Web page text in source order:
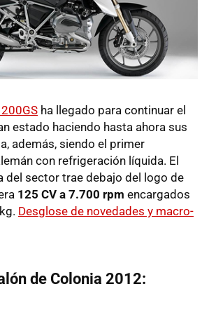
ha llegado para continuar el
estado haciendo hasta ahora sus
además, siendo el primer
con refrigeración líquida. El
del sector trae debajo del logo de
125 CV a 7.700 rpm encargados
Desglose de novedades y macro-
de Colonia 2012: